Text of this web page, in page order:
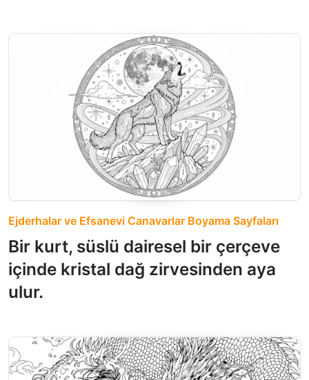
Ejderhalar ve Efsanevi Canavarlar Boyama Sayfaları
Bir kurt, süslü dairesel bir çerçeve
içinde kristal dağ zirvesinden aya
ulur.